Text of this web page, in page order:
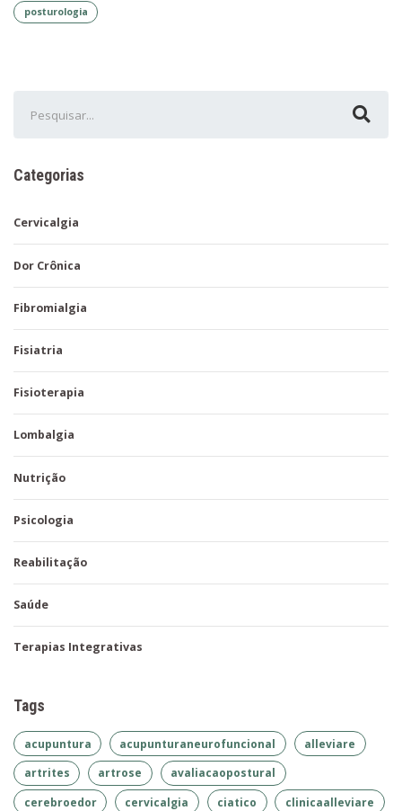
posturologia
Categorias
Cervicalgia
Dor Crônica
Fibromialgia
Fisiatria
Fisioterapia
Lombalgia
Nutrição
Psicologia
Reabilitação
Saúde
Terapias Integrativas
Tags
acupuntura acupunturaneurofuncional
alleviare
artrites
artrose
avaliacaopostural
cerebroedor
cervicalgia ciatico
clinicaalleviare